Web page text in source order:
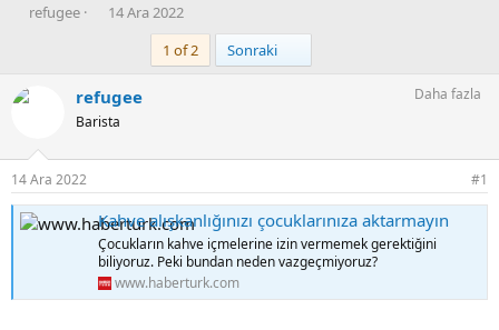
K
y
a
ş
l
a
t
refugee
B
a
n
g
t
a
r
i
h
i
14 Ara 2022
1 of 2
Sonraki
refugee
Barista
Daha fazla
14 Ara 2022 #1
Kahve alışkanlığınızı çocuklarınıza aktarmayın
Çocukların kahve içmelerine izin vermemek gerektiğini
biliyoruz. Peki bundan neden vazgeçmiyoruz?
www.haberturk.com